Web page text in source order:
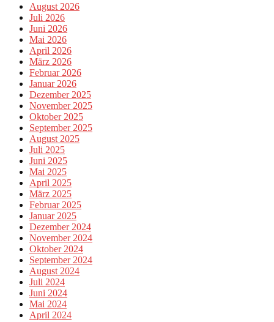
August 2026
Juli 2026
Juni 2026
Mai 2026
April 2026
März 2026
Februar 2026
Januar 2026
Dezember 2025
November 2025
Oktober 2025
September 2025
August 2025
Juli 2025
Juni 2025
Mai 2025
April 2025
März 2025
Februar 2025
Januar 2025
Dezember 2024
November 2024
Oktober 2024
September 2024
August 2024
Juli 2024
Juni 2024
Mai 2024
April 2024